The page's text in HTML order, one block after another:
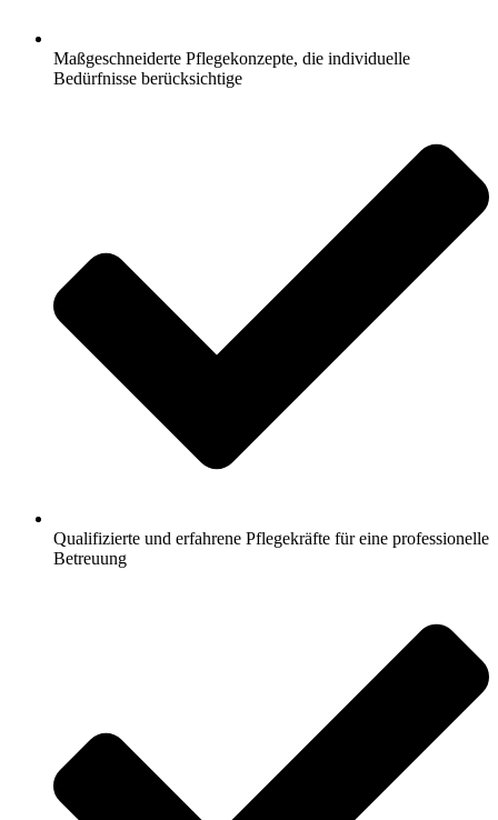
Maßgeschneiderte Pflegekonzepte, die individuelle
Bedürfnisse berücksichtige
Qualifizierte und erfahrene Pflegekräfte für eine professionelle
Betreuung